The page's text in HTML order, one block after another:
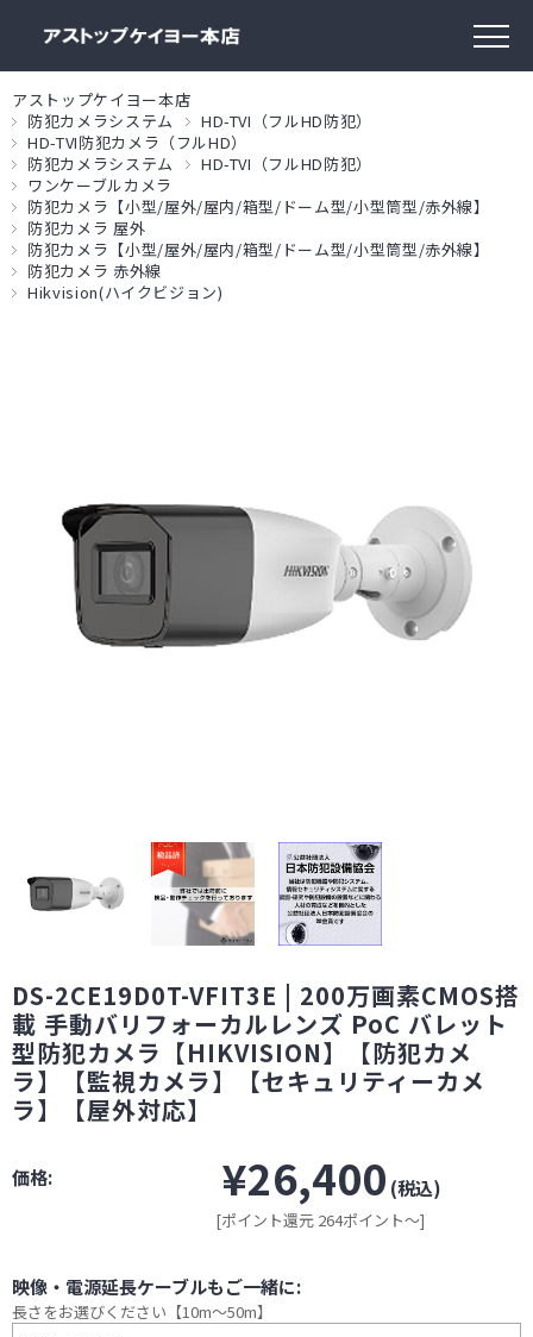
アストップケイヨー本店
防犯カメラシステム
HD-TVI（フルHD防犯）
HD-TVI防犯カメラ（フルHD）
防犯カメラシステム
HD-TVI（フルHD防犯）
ワンケーブルカメラ
防犯カメラ【小型/屋外/屋内/箱型/ドーム型/小型筒型/赤外線】
防犯カメラ 屋外
防犯カメラ【小型/屋外/屋内/箱型/ドーム型/小型筒型/赤外線】
防犯カメラ 赤外線
Hikvision(ハイクビジョン)
DS-2CE19D0T-VFIT3E | 200万画素CMOS搭
載 手動バリフォーカルレンズ PoC バレット
型防犯カメラ【HIKVISION】【防犯カメ
ラ】【監視カメラ】【セキュリティーカメ
ラ】【屋外対応】
価格: ¥26,400 (税込)
[ポイント還元 264ポイント～]
映像・電源延長ケーブルもご一緒に:
長さをお選びください【10m～50m】